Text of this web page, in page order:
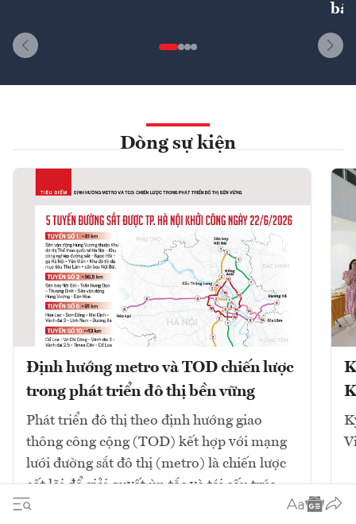
Dòng sự kiện
Định hướng metro và TOD chiến lược
trong phát triển đô thị bền vững
Phát triển đô thị theo định hướng giao
thông công cộng (TOD) kết hợp với mạng
lưới đường sắt đô thị (metro) là chiến lược
cốt lõi để giải quyết ùn tắc và tái cấu trúc
không gian. Mô hình này tập...